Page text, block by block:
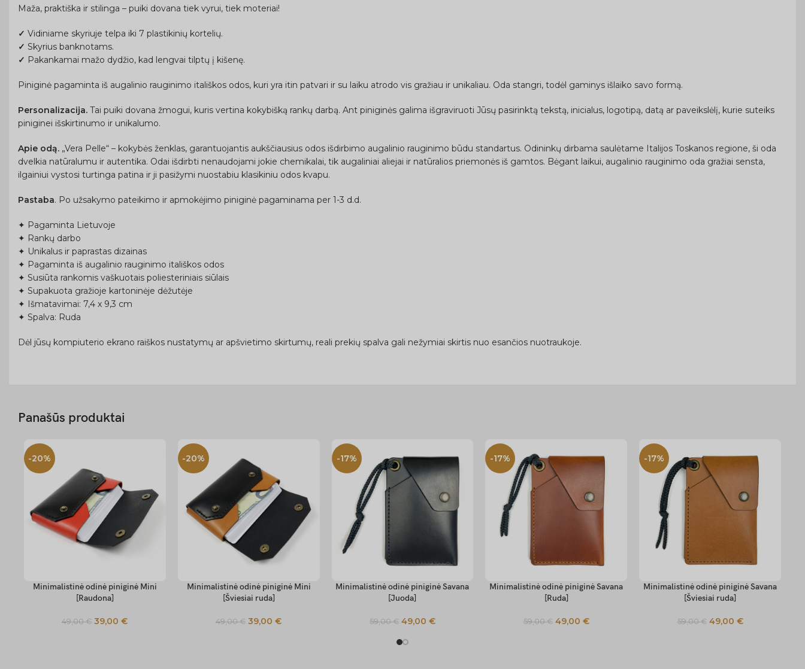
Maža, praktiška ir stilinga – puiki dovana tiek vyrui, tiek moteriai!
✓ Vidiniame skyriuje telpa iki 7 plastikinių kortelių.
✓ Skyrius banknotams.
✓ Pakankamai mažo dydžio, kad lengvai tilptų į kišenę.
Piniginė pagaminta iš augalinio rauginimo itališkos odos, kuri yra itin patvari ir su laiku atrodo vis gražiau ir unikaliau. Oda stangri, todėl gaminys išlaiko savo formą.
Personalizacija. Tai puiki dovana žmogui, kuris vertina kokybišką rankų darbą. Ant piniginės galima išgraviruoti Jūsų pasirinktą tekstą, inicialus, logotipą, datą ar paveikslėlį, kurie suteiks
piniginei išskirtinumo ir unikalumo.
Apie odą. „Vera Pelle“ – kokybės ženklas, garantuojantis aukščiausius odos išdirbimo augalinio rauginimo būdu standartus. Odininkų dirbama saulėtame Italijos Toskanos regione, ši oda
dvelkia natūralumu ir autentika. Odai išdirbti nenaudojami jokie chemikalai, tik augaliniai aliejai ir natūralios priemonės iš gamtos. Bėgant laikui, augalinio rauginimo oda gražiai sensta,
ilgainiui vystosi turtinga patina ir ji pasižymi nuostabiu klasikiniu odos kvapu.
Pastaba. Po užsakymo pateikimo ir apmokėjimo piniginė pagaminama per 1-3 d.d.
✦ Pagaminta Lietuvoje
✦ Rankų darbo
✦ Unikalus ir paprastas dizainas
✦ Pagaminta iš augalinio rauginimo itališkos odos
✦ Susiūta rankomis vaškuotais poliesteriniais siūlais
✦ Supakuota gražioje kartoninėje dėžutėje
✦ Išmatavimai: 7,4 x 9,3 cm
✦ Spalva: Ruda
Dėl jūsų kompiuterio ekrano raiškos nustatymų ar apšvietimo skirtumų, reali prekių spalva gali nežymiai skirtis nuo esančios nuotraukoje.
Panašūs produktai
-20%
SELECT OPTIONS
Minimalistinė odinė piniginė Mini
[Raudona]
49,00€ 39,00€
-20%
SELECT OPTIONS
Minimalistinė odinė piniginė Mini
[Šviesiai ruda]
49,00€ 39,00€
-17%
SELECT OPTIONS
Minimalistinė odinė piniginė Savana
[Juoda]
59,00€ 49,00 €
-17%
SELECT OPTIONS
Minimalistinė odinė piniginė Savana
[Ruda]
59,00€ 49,00 €
-17%
SELECT OPTIONS
Minimalistinė odinė piniginė Savana
[Šviesiai ruda]
59,00€ 49,00 €